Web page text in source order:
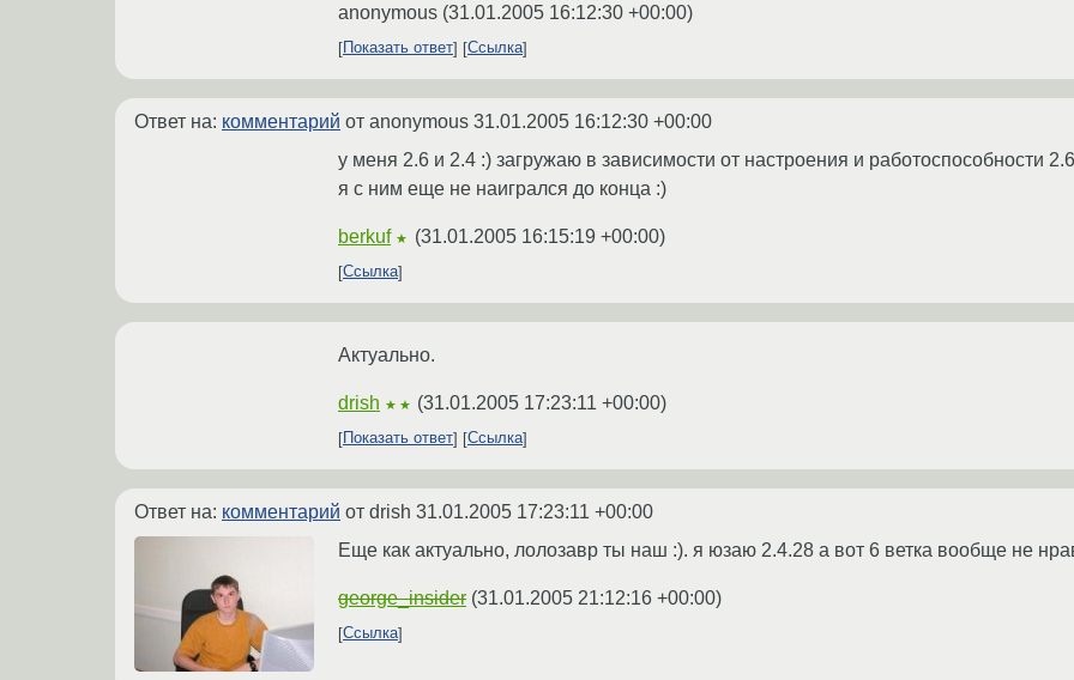
anonymous (31.01.2005 16:12:30 +00:00)
Показать ответ Ссылка
Ответ на: комментарий от anonymous 31.01.2005 16:12:30 +00:00
у меня 2.6 и 2.4 :) загружаю в зависимости от настроения и работоспособности
я с ним еще не наигрался до конца :)
berkuf ★ (31.01.2005 16:15:19 +00:00)
Ссылка
Актуально.
drish ★★ (31.01.2005 17:23:11 +00:00)
Показать ответ Ссылка
Ответ на: комментарий от drish 31.01.2005 17:23:11 +00:00
Еще как актуально, лолозавр ты наш :). я юзаю 2.4.28 а вот 6 ветка вообще не
george_insider (31.01.2005 21:12:16 +00:00)
Ссылка